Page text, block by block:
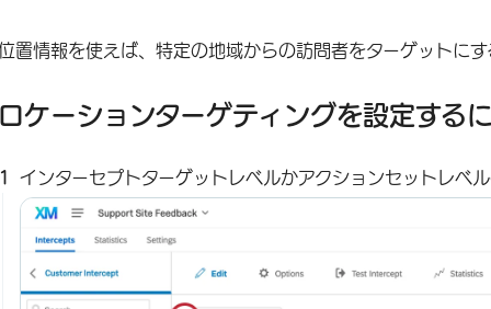
置情報を使えば、特定の地域からの訪問者をターゲットにす
ロケーションターゲティングを設定する
インターセプトターゲットレベルかアクションセットレベ